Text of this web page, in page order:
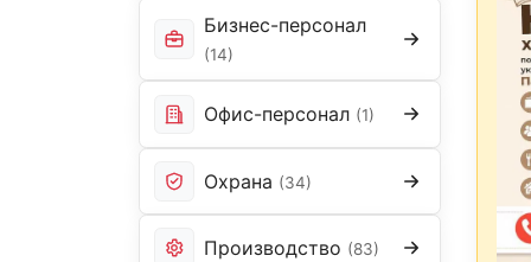
Бизнес-персонал
(14)
Офис-персонал (1)
Охрана (34)
Производство (83)